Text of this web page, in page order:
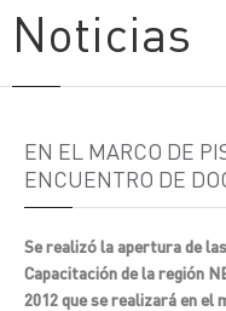
Noticias
EN EL MARCO DE
ENCUENTRO DE
Se realizó la apertura de
Capacitación de la región
2012 que se realizará en el